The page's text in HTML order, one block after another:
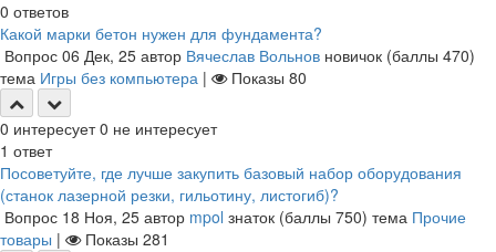
0 ответов
Какой марки бетон нужен для фундамента?
Вопрос 06 Дек, 25 автор Вячеслав Вольнов новичок (баллы 470)
тема Игры без компьютера | Показы 80
0 интересует 0 не интересует
1 ответ
Посоветуйте, где лучше закупить базовый набор оборудования
(станок лазерной резки, гильотину, листогиб)?
Вопрос 18 Ноя, 25 автор mpol знаток (баллы 750) тема Прочие
товары | Показы 281